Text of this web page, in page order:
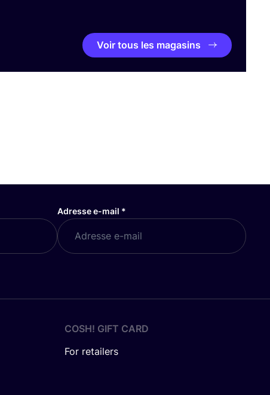
Voir tous les magasins
Adresse e-mail *
COSH! GIFT CARD
For retailers